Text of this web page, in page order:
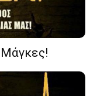
Μάγκες!